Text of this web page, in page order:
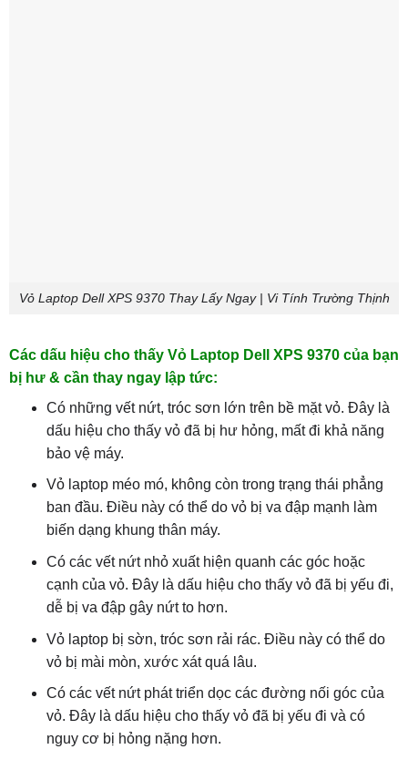
Vỏ Laptop Dell XPS 9370 Thay Lấy Ngay | Vi Tính Trường Thịnh
Các dấu hiệu cho thấy Vỏ Laptop Dell XPS 9370 của bạn
bị hư & cần thay ngay lập tức:
Có những vết nứt, tróc sơn lớn trên bề mặt vỏ. Đây là
dấu hiệu cho thấy vỏ đã bị hư hỏng, mất đi khả năng
bảo vệ máy.
Vỏ laptop méo mó, không còn trong trạng thái phẳng
ban đầu. Điều này có thể do vỏ bị va đập mạnh làm
biến dạng khung thân máy.
Có các vết nứt nhỏ xuất hiện quanh các góc hoặc
cạnh của vỏ. Đây là dấu hiệu cho thấy vỏ đã bị yếu đi,
dễ bị va đập gây nứt to hơn.
Vỏ laptop bị sờn, tróc sơn rải rác. Điều này có thể do
vỏ bị mài mòn, xước xát quá lâu.
Có các vết nứt phát triển dọc các đường nối góc của
vỏ. Đây là dấu hiệu cho thấy vỏ đã bị yếu đi và có
nguy cơ bị hỏng nặng hơn.